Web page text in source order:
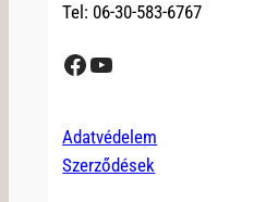
Tel: 06-30-583-6767
Facebook YouTube
Adatvédelem
Szerződések